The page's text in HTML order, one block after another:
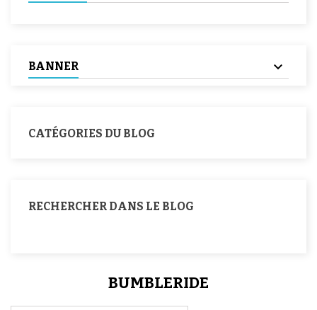
BANNER
CATÉGORIES DU BLOG
RECHERCHER DANS LE BLOG
BUMBLERIDE